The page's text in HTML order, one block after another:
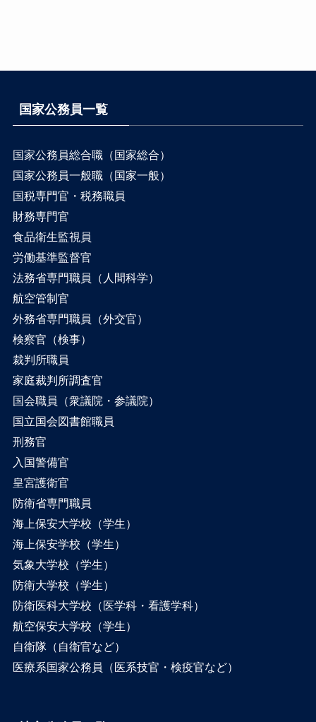
国家公務員一覧
国家公務員総合職（国家総合）
国家公務員一般職（国家一般）
国税専門官・税務職員
財務専門官
食品衛生監視員
労働基準監督官
法務省専門職員（人間科学）
航空管制官
外務省専門職員（外交官）
検察官（検事）
裁判所職員
家庭裁判所調査官
国会職員（衆議院・参議院）
国立国会図書館職員
刑務官
入国警備官
皇宮護衛官
防衛省専門職員
海上保安大学校（学生）
海上保安学校（学生）
気象大学校（学生）
防衛大学校（学生）
防衛医科大学校（医学科・看護学科）
航空保安大学校（学生）
自衛隊（自衛官など）
医療系国家公務員（医系技官・検疫官など）